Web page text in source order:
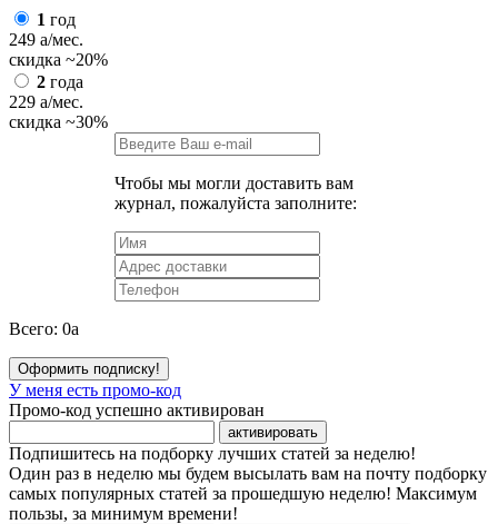
1 год
249 a/мес.
скидка ~20%
2 года
229 a/мес.
скидка ~30%
Чтобы мы могли доставить вам
журнал, пожалуйста заполните:
Всего: 0a
Оформить подписку!
У меня есть промо-код
Промо-код успешно активирован
активировать
Подпишитесь на подборку лучших статей за неделю!
Один раз в неделю мы будем высылать вам на почту подборку
самых популярных статей за прошедшую неделю! Максимум
пользы, за минимум времени!